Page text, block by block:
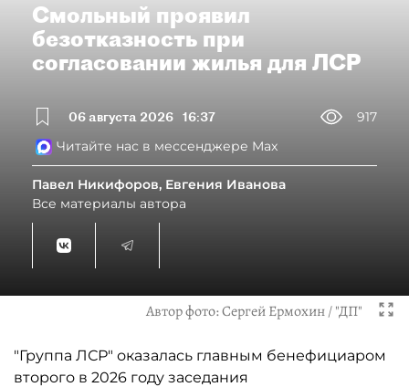
Смольный проявил
безотказность при
согласовании жилья для ЛСР
06 августа 2026 16:37
917
Читайте нас в мессенджере Max
Павел Никифоров, Евгения Иванова
Все материалы автора
Автор фото:Сергей Ермохин / "ДП"
"Группа ЛСР" оказалась главным бенефициаром
второго в 2026 году заседания